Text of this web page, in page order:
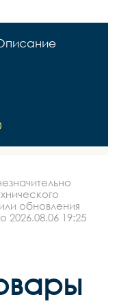
обновления
19:25